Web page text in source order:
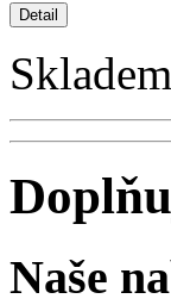
Skladem
Naše